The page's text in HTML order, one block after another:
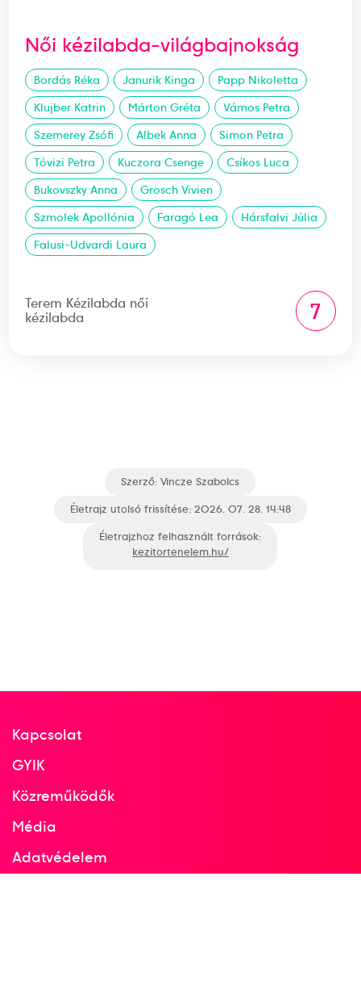
Női kézilabda-világbajnokság
Bordás Réka Janurik Kinga
Papp Nikoletta
Klujber Katrin
Márton Gréta
Vámos Petra
Szemerey Zsófi
Albek Anna
Simon Petra
Tóvizi Petra
Kuczora Csenge
Csíkos Luca
Bukovszky Anna
Grosch Vivien
Szmolek Apollónia
Faragó Lea
Hársfalvi Júlia
Falusi-Udvardi Laura
Terem Kézilabda női
kézilabda
7
Szerző:Vincze Szabolcs
Életrajz utolsó frissítése: 2026. 07. 28. 14:48
Életrajzhoz felhasznált források:
kezitortenelem.hu/
Kapcsolat
GYIK
Közreműködők
Média
Adatvédelem